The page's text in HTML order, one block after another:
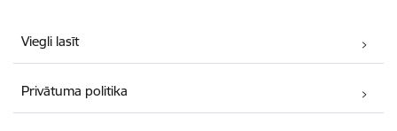
Viegli lasīt
Privātuma politika